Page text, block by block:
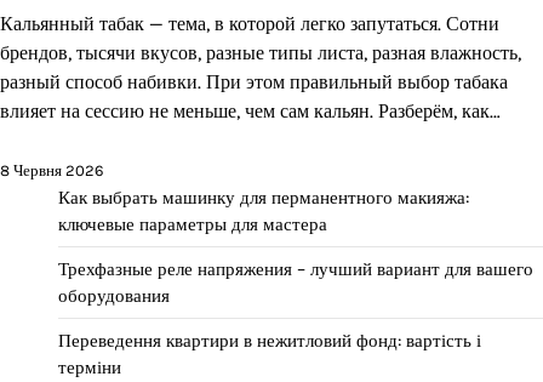
Кальянный табак — тема, в которой легко запутаться. Сотни
брендов, тысячи вкусов, разные типы листа, разная влажность,
разный способ набивки. При этом правильный выбор табака
влияет на сессию не меньше, чем сам кальян. Разберём, как…
8 Червня 2026
Как выбрать машинку для перманентного макияжа:
ключевые параметры для мастера
Трехфазные реле напряжения – лучший вариант для вашего
оборудования
Переведення квартири в нежитловий фонд: вартість і
терміни